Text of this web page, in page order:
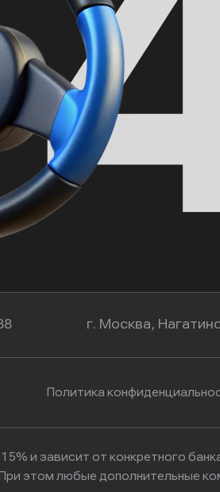
г. Москва,
Политика
и зависит от конкретного
этом любые дополнительные